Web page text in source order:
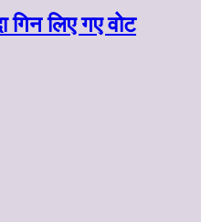
लिए गए वोट